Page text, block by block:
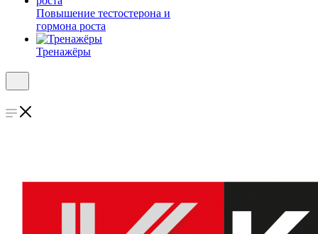
Повышение тестостерона и
гормона роста
Тренажёры